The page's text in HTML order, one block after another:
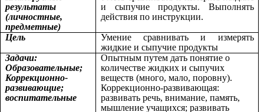
результаты
(личностные,
предметные)
и сыпучие продукты. Выполнять
действия по инструкции.
Цель
Умение сравнивать и измерять
жидкие и сыпучие продукты
Задачи:
Образовательные;
Коррекционно-
развивающие;
воспитательные
Опытным путем дать понятие о
количестве жидких и сыпучих
веществ (много, мало, поровну).
Коррекционно-развивающая:
развивать речь, внимание, память,
мышление учащихся; развивать